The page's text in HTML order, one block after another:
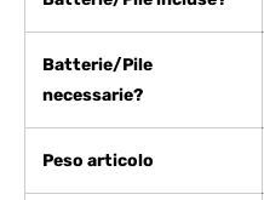
Batterie/Pile
necessarie?
Peso articolo